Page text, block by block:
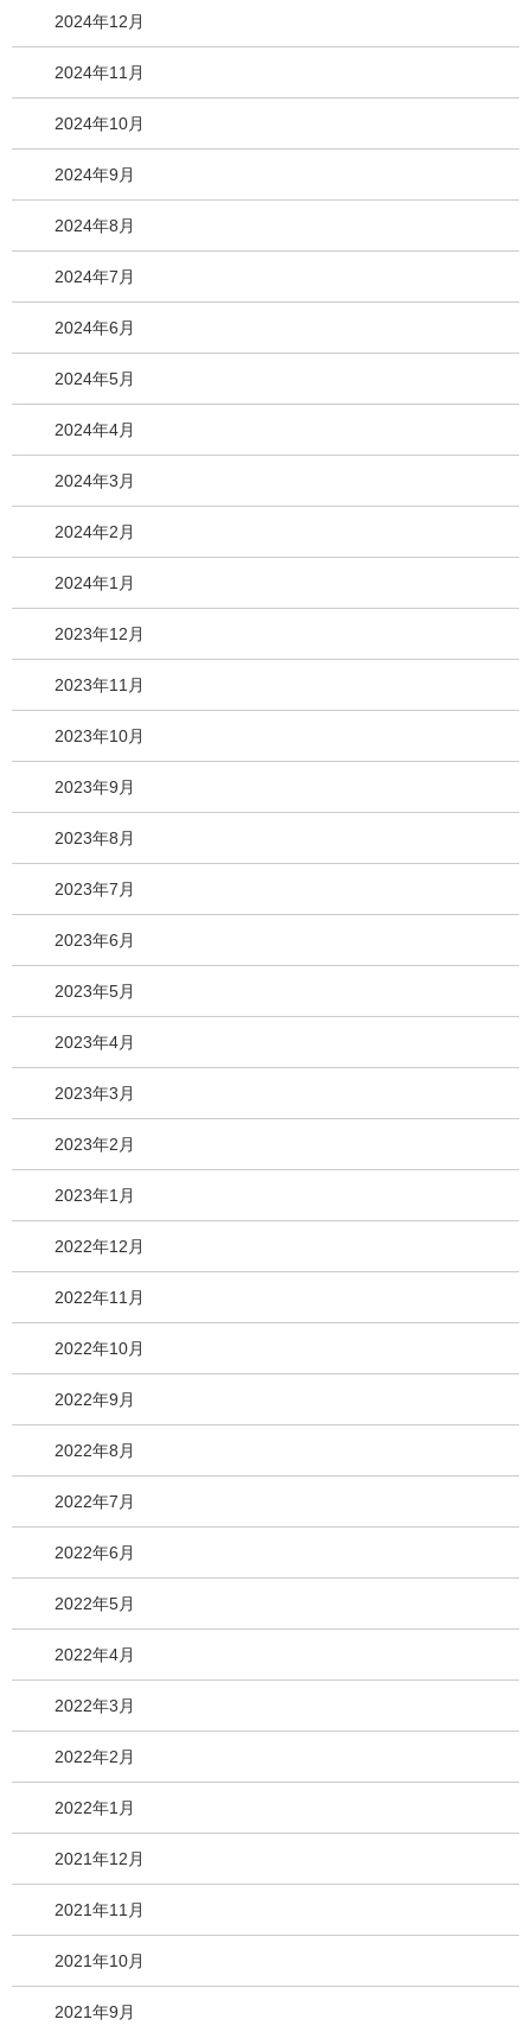
2024年12月
2024年11月
2024年10月
2024年9月
2024年8月
2024年7月
2024年6月
2024年5月
2024年4月
2024年3月
2024年2月
2024年1月
2023年12月
2023年11月
2023年10月
2023年9月
2023年8月
2023年7月
2023年6月
2023年5月
2023年4月
2023年3月
2023年2月
2023年1月
2022年12月
2022年11月
2022年10月
2022年9月
2022年8月
2022年7月
2022年6月
2022年5月
2022年4月
2022年3月
2022年2月
2022年1月
2021年12月
2021年11月
2021年10月
2021年9月